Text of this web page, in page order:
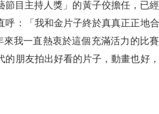
目主持人獎」的黃子佼擔任，已
：「我和金片子終於真真正正地
我一直熱衷於這個充滿活力的比
朋友拍出好看的片子，動畫也好